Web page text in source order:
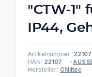
"CTW-1"
IP44,
Artikelnummer: 22107
HAN: 22107
Hersteller: Chilitec